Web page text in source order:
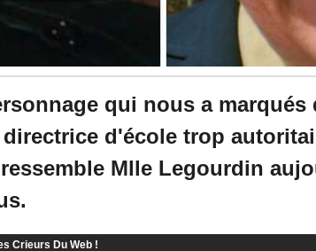
qui nous a marqués
d'école trop
Mlle Legourdin